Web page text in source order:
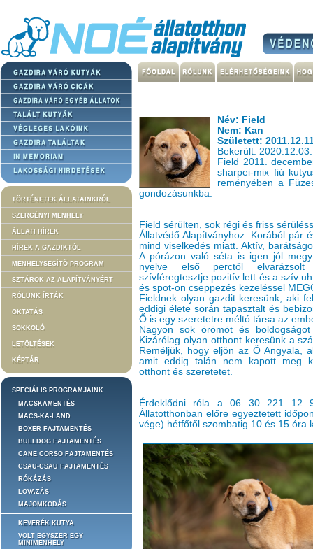
TÖRTÉNETEK ÁLLATAINKRÓL
SZERGÉNYI MENHELY
ÁLLATI HÍREK
HÍREK A GAZDIKTÓL
MENHELYSEGÍTŐ PROGRAM
SZTÁROK AZ ALAPÍTVÁNYÉRT
RÓLUNK ÍRTÁK
OKTATÁS
SOKKOLÓ
LETÖLTÉSEK
KÉPTÁR
SPECIÁLIS PROGRAMJAINK
MACSKAMENTÉS
MACS-KA-LAND
BOXER FAJTAMENTÉS
BULLDOG FAJTAMENTÉS
CANE CORSO FAJTAMENTÉS
CSAU-CSAU FAJTAMENTÉS
RÓKÁZÁS
LOVAZÁS
MAJOMKODÁS
KEVERÉK KUTYA
VOLT EGYSZER EGY
MINIMENHELY
Név: Field
Nem: Kan
Született:
Bekerült: 2020.12.03.
Field 2011.
sharpei-mix fiú
reményében a
gondozásunkba.
Field sérülten, sok régi és friss
Állatvédő Alapítványhoz. Korából pár
mind viselkedés miatt. Aktív,
A pórázon való séta is igen jól
nyelve első perctől elvarázsolt
szívféregtesztje pozitív lett és a szív
és spot-on cseppezés kezeléssel
Fieldnek olyan gazdit keresünk, aki
eddigi élete során tapasztalt és
Ő is egy szeretetre méltó társa az
Nagyon sok örömöt és
Kizárólag olyan otthont keresünk a
Reméljük, hogy eljön az Ő Angyala,
amit eddig talán nem kapott meg
otthont és szeretetet.
Érdeklődni róla a 06 30 221 12
Állatotthonban előre egyeztetett
vége) hétfőtől szombatig 10 és 15 óra